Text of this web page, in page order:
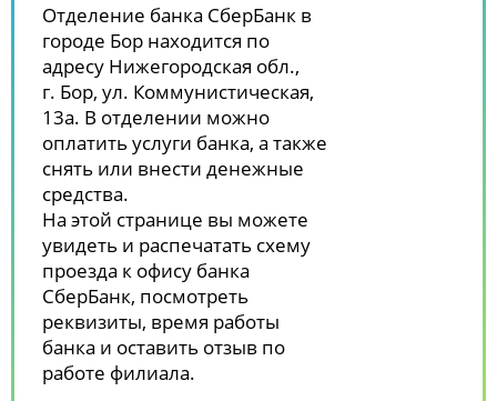
Отделение банка СберБанк в
городе Бор находится по
адресу Нижегородская обл.,
г. Бор, ул. Коммунистическая,
13а. В отделении можно
оплатить услуги банка, а также
снять или внести денежные
средства.
На этой странице вы можете
увидеть и распечатать схему
проезда к офису банка
СберБанк, посмотреть
реквизиты, время работы
банка и оставить отзыв по
работе филиала.